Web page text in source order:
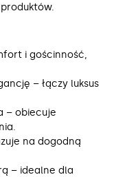
i gościnność,
– łączy luksus
– obiecuje
na dogodną
– idealne dla